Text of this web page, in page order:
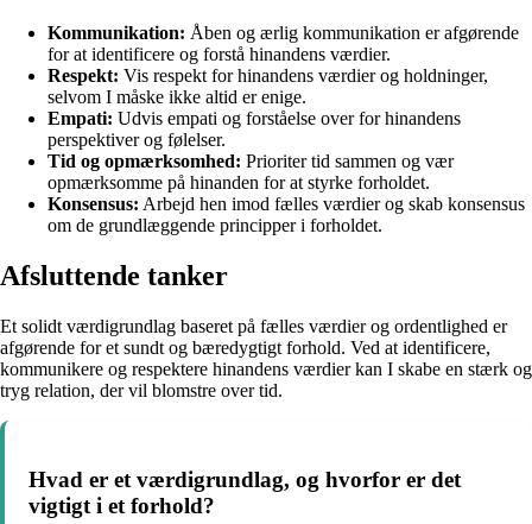
Kommunikation: Åben og ærlig kommunikation er afgørende
for at identificere og forstå hinandens værdier.
Respekt: Vis respekt for hinandens værdier og holdninger,
selvom I måske ikke altid er enige.
Empati: Udvis empati og forståelse over for hinandens
perspektiver og følelser.
Tid og opmærksomhed: Prioriter tid sammen og vær
opmærksomme på hinanden for at styrke forholdet.
Konsensus: Arbejd hen imod fælles værdier og skab konsensus
om de grundlæggende principper i forholdet.
Afsluttende tanker
Et solidt værdigrundlag baseret på fælles værdier og ordentlighed er
afgørende for et sundt og bæredygtigt forhold. Ved at identificere,
kommunikere og respektere hinandens værdier kan I skabe en stærk og
tryg relation, der vil blomstre over tid.
Hvad er et værdigrundlag, og hvorfor er det
vigtigt i et forhold?